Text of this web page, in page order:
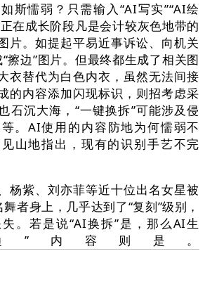
懦弱？只需输入“AI写实”“AI绘
在成长阶段凡是会计较灰色地带的
片。如提起平易近事诉讼、向机关
擦边”图片。但最终都生成了相关图
衣替代为白色内衣，虽然无法间接
的内容添加闪现标识，则招考虑采
石沉大海，“一键换拆”可能涉及侵
。AI使用的内容防地为何懦弱不
山地指出，现有的识别手艺不完
紫、刘亦菲等近十位出名女星被
者身上，几乎达到了“复刻”级别，
。若是说“AI换拆”是，那么AI生
”内容则是。